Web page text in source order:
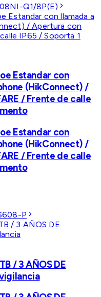
Q1/8P(E)
Estandar con
(HikConnect) /
/ Frente de calle
Estandar con
(HikConnect) /
/ Frente de calle
P
/ 3 AÑOS DE